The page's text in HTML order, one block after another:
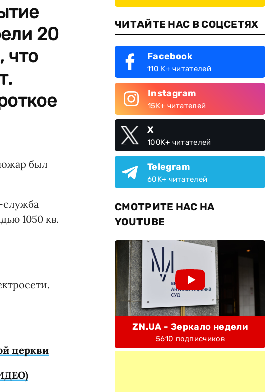
20
что
был
служба
1050 кв.
церкви
ЧИТАЙТЕ НАС В СОЦСЕТЯХ
Facebook
110 K+ читателей
Instagram
15K+ читателей
X
100K+ читателей
Telegram
60K+ читателей
СМОТРИТЕ НАС НА
YOUTUBE
ZN.UA - Зеркало недели
5610 подписчиков